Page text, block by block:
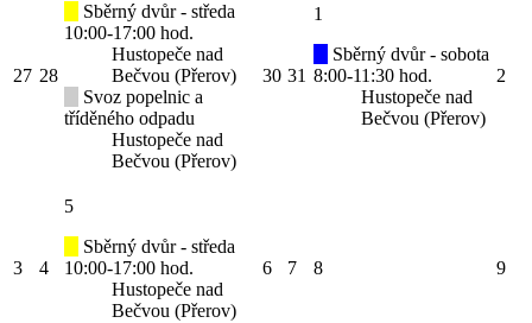
27 28
Sběrný dvůr - středa
10:00-17:00 hod.
Hustopeče nad
Bečvou (Přerov)
Svoz popelnic a
tříděného odpadu
Hustopeče nad
Bečvou (Přerov)
30 31
1
Sběrný dvůr - sobota
8:00-11:30 hod.
Hustopeče nad
Bečvou (Přerov)
2
3 4
5
Sběrný dvůr - středa
10:00-17:00 hod.
Hustopeče nad
Bečvou (Přerov)
6 7 8 9